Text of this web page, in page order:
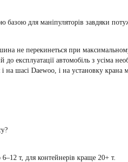
базою для маніпуляторів завдяки
не перекинеться при
до експлуатації автомобіль з усіма
на шасі Daewoo, і на установку крана
6–12 т, для контейнерів краще 20+ т.